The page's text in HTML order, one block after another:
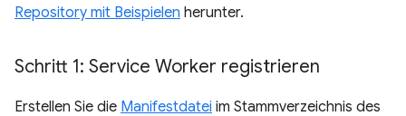
Repository mit Beispielen herunter.
Schritt 1: Service Worker registrieren
Erstellen Sie die Manifestdatei im Stammverzeichnis des